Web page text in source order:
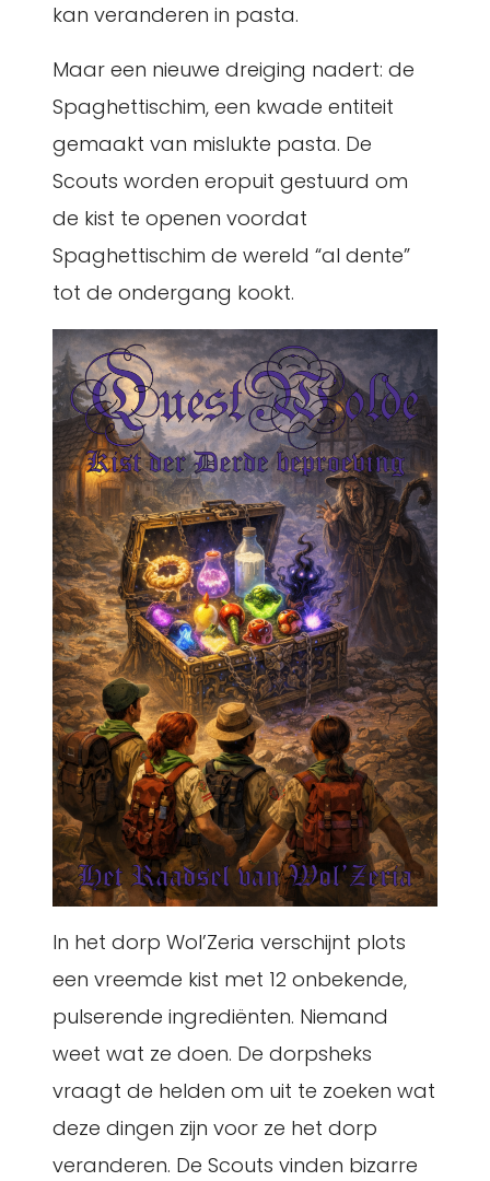
kan veranderen in pasta.
Maar een nieuwe dreiging nadert: de
Spaghettischim, een kwade entiteit
gemaakt van mislukte pasta. De
Scouts worden eropuit gestuurd om
de kist te openen voordat
Spaghettischim de wereld “al dente”
tot de ondergang kookt.
In het dorp Wol’Zeria verschijnt plots
een vreemde kist met 12 onbekende,
pulserende ingrediënten. Niemand
weet wat ze doen. De dorpsheks
vraagt de helden om uit te zoeken wat
deze dingen zijn voor ze het dorp
veranderen. De Scouts vinden bizarre